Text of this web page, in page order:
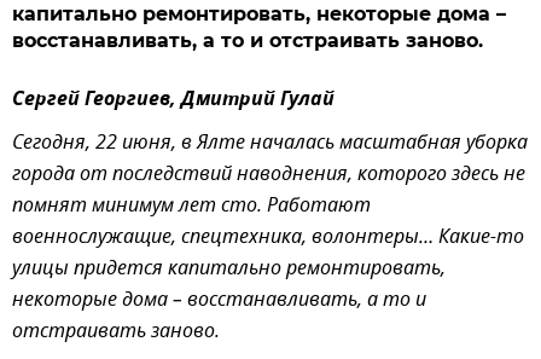
капитально ремонтировать, некоторые дома –
восстанавливать, а то и отстраивать заново.
Сергей Георгиев, Дмитрий Гулай
Сегодня, 22 июня, в Ялте началась масштабная уборка
города от последствий наводнения, которого здесь не
помнят минимум лет сто. Работают
военнослужащие, спецтехника, волонтеры… Какие-то
улицы придется капитально ремонтировать,
некоторые дома – восстанавливать, а то и
отстраивать заново.